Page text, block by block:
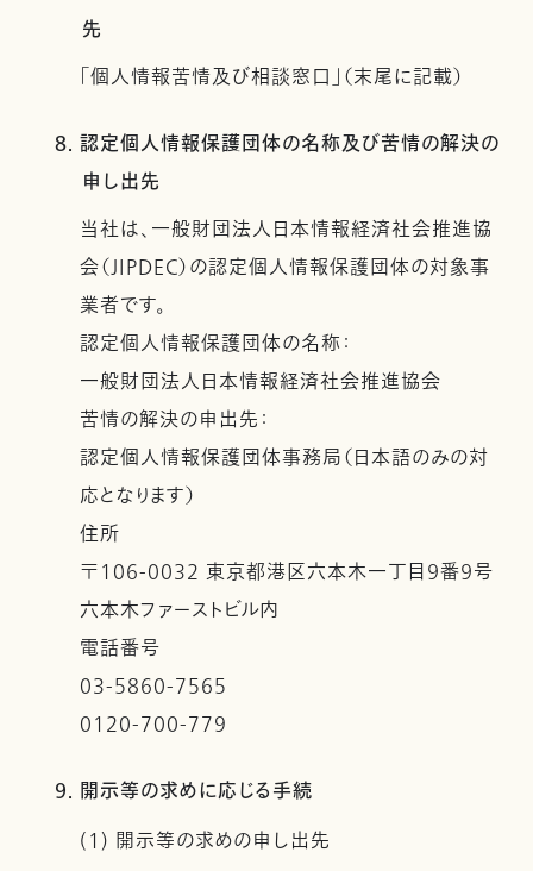
先
「個人情報苦情及び相談窓口」（末尾に記載）
8. 認定個人情報保護団体の名称及び苦情の解決の
申し出先
当社は、一般財団法人日本情報経済社会推進協
会（JIPDEC）の認定個人情報保護団体の対象事
業者です。
認定個人情報保護団体の名称：
一般財団法人日本情報経済社会推進協会
苦情の解決の申出先：
認定個人情報保護団体事務局（日本語のみの対
応となります）
住所
〒106-0032 東京都港区六本木一丁目９番９号
六本木ファーストビル内
電話番号
03-5860-7565
0120-700-779
9. 開示等の求めに応じる手続
(1) 開示等の求めの申し出先